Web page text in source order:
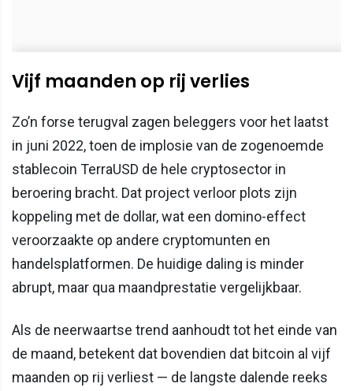
Vijf maanden op rij verlies
Zo’n forse terugval zagen beleggers voor het laatst
in juni 2022, toen de implosie van de zogenoemde
stablecoin TerraUSD de hele cryptosector in
beroering bracht. Dat project verloor plots zijn
koppeling met de dollar, wat een domino-effect
veroorzaakte op andere cryptomunten en
handelsplatformen. De huidige daling is minder
abrupt, maar qua maandprestatie vergelijkbaar.
Als de neerwaartse trend aanhoudt tot het einde van
de maand, betekent dat bovendien dat bitcoin al vijf
maanden op rij verliest — de langste dalende reeks